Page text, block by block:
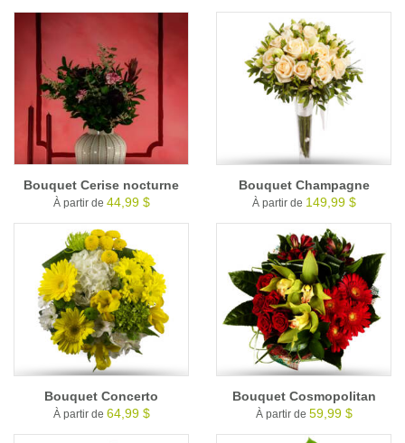
Bouquet Cerise nocturne
À partir de 44,99 $
Bouquet Champagne
À partir de 149,99 $
Bouquet Concerto
À partir de 64,99 $
Bouquet Cosmopolitan
À partir de 59,99 $